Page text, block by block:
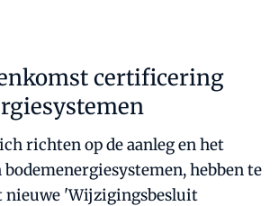
certificering
richten op de aanleg en het
hebben te
nieuwe 'Wijzigingsbesluit